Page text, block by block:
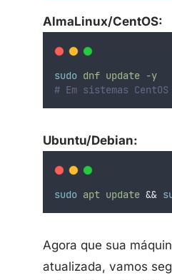
AlmaLinux/CentOS:
sudo dnf update -y
# Em sistemas
Ubuntu/Debian:
sudo apt update &&
Agora que sua
atualizada, vamos